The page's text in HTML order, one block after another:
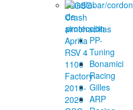
Handlebar/cordon
de
proteccion
PP-
Tuning
Bonamici
Racing
Gilles
ARP